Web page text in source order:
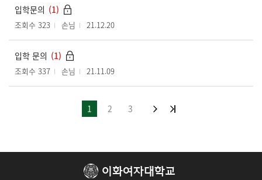
입학문의 (1)
조회수 323 손님 21.12.20
입학 문의 (1)
조회수 337 손님 21.11.09
1 2 3
이화여자대학교